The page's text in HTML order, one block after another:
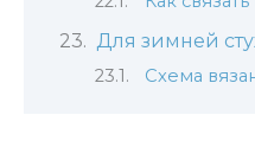
Для зимней
Схема